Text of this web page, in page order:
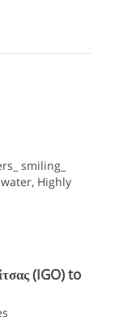
smiling_
Highly
(IGO) to